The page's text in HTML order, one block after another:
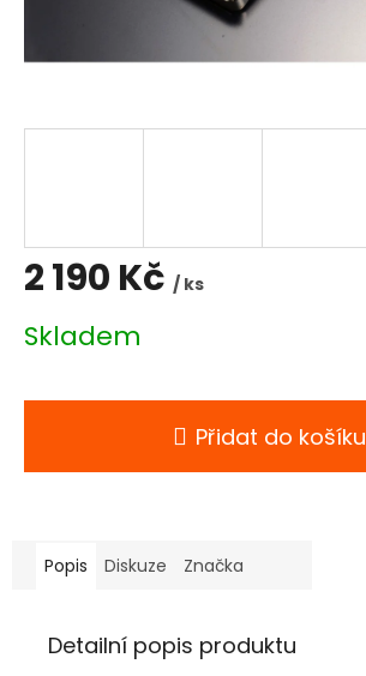
2 190 Kč / ks
cena:
Skladem
Přidat do košíku
Popis Diskuze Značka
Detailní popis produktu